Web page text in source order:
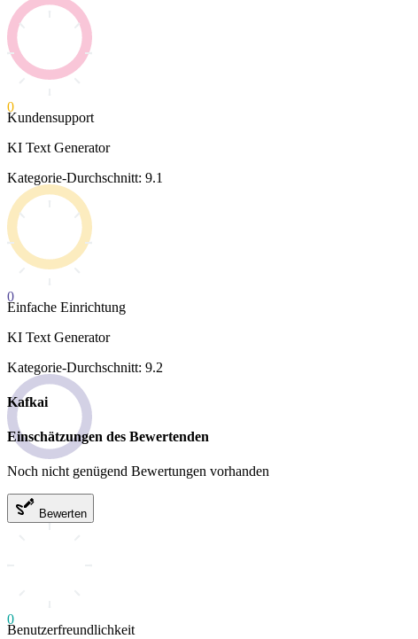
0
Kundensupport
KI Text Generator
Kategorie-Durchschnitt: 9.1
0
Einfache Einrichtung
KI Text Generator
Kategorie-Durchschnitt: 9.2
Kafkai
Einschätzungen des Bewertenden
Noch nicht genügend Bewertungen vorhanden
Bewerten
0
Benutzerfreundlichkeit